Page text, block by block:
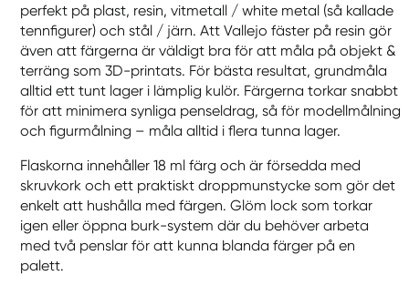
perfekt på plast, resin, vitmetall / white metal (så kallade
tennfigurer) och stål / järn. Att Vallejo fäster på resin gör
även att färgerna är väldigt bra för att måla på objekt &
terräng som 3D-printats. För bästa resultat, grundmåla
alltid ett tunt lager i lämplig kulör. Färgerna torkar snabbt
för att minimera synliga penseldrag, så för modellmålning
och figurmålning – måla alltid i flera tunna lager.
Flaskorna innehåller 18 ml färg och är försedda med
skruvkork och ett praktiskt droppmunstycke som gör det
enkelt att hushålla med färgen. Glöm lock som torkar
igen eller öppna burk-system där du behöver arbeta
med två penslar för att kunna blanda färger på en
palett.